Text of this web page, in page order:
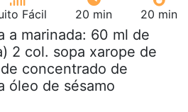
Fácil 20 min 20 min
a marinada: 60 ml de
2 col. sopa xarope de
concentrado de
óleo de sésamo